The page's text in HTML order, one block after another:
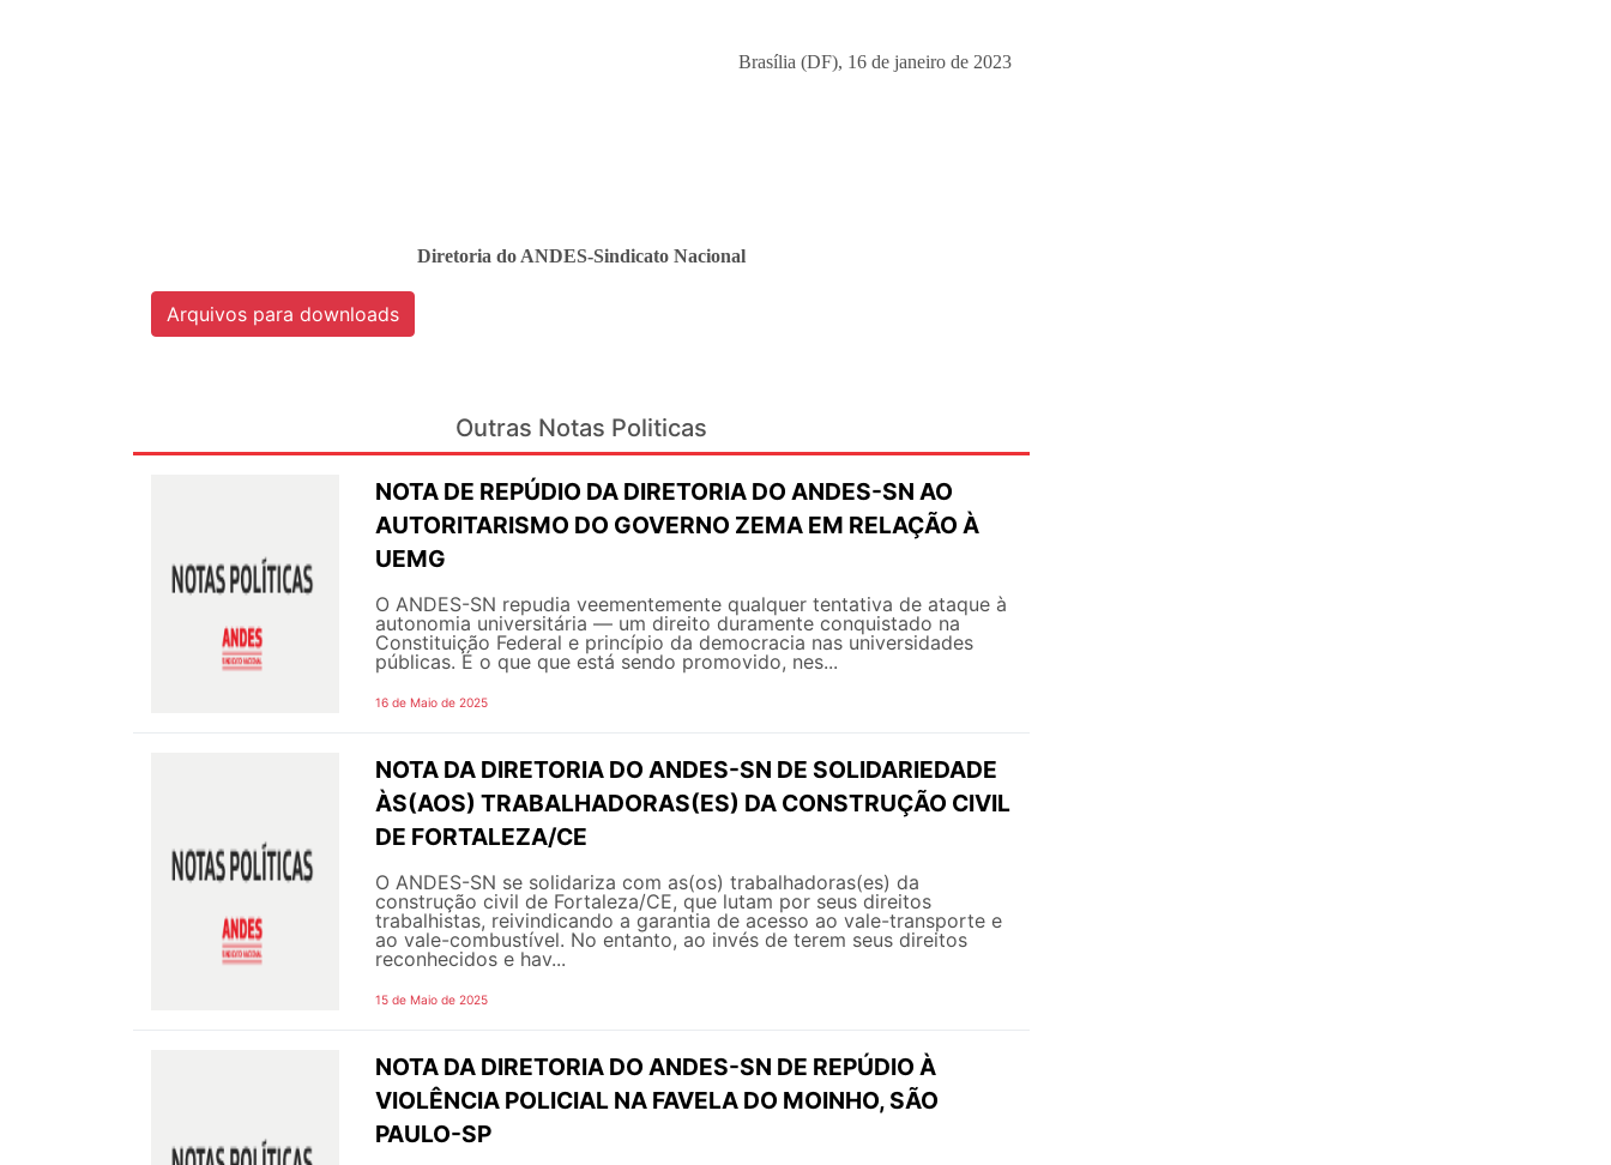
Brasília (DF), 16 de janeiro de 2023
Diretoria do ANDES-Sindicato Nacional
Arquivos para downloads
Outras Notas Politicas
NOTA DE REPÚDIO DA DIRETORIA DO ANDES-SN AO
AUTORITARISMO DO GOVERNO ZEMA EM RELAÇÃO À
UEMG
O ANDES-SN repudia veementemente qualquer tentativa de ataque à
autonomia universitária — um direito duramente conquistado na
Constituição Federal e princípio da democracia nas universidades
públicas. É o que que está sendo promovido, nes...
16 de Maio de 2025
NOTA DA DIRETORIA DO ANDES-SN DE SOLIDARIEDADE
ÀS(AOS) TRABALHADORAS(ES) DA CONSTRUÇÃO CIVIL
DE FORTALEZA/CE
O ANDES-SN se solidariza com as(os) trabalhadoras(es) da
construção civil de Fortaleza/CE, que lutam por seus direitos
trabalhistas, reivindicando a garantia de acesso ao vale-transporte e
ao vale-combustível. No entanto, ao invés de terem seus direitos
reconhecidos e hav...
15 de Maio de 2025
NOTA DA DIRETORIA DO ANDES-SN DE REPÚDIO À
VIOLÊNCIA POLICIAL NA FAVELA DO MOINHO, SÃO
PAULO-SP